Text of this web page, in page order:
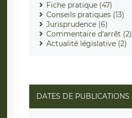
Fiche pratique (47)
Conseils pratiques (13)
Jurisprudence (6)
Commentaire d'arrêt (2)
Actualité législative (2)
DATES DE PUBLICATIONS